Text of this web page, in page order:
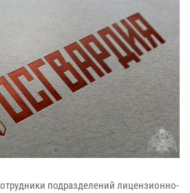
подразделений лицензионно-